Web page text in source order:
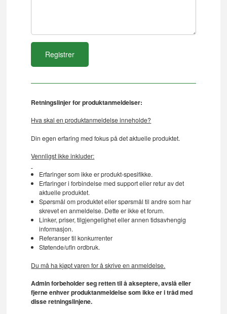
Retningslinjer for produktanmeldelser:
Hva skal en produktanmeldelse inneholde?
Din egen erfaring med fokus på det aktuelle produktet.
Vennligst ikke inkluder:
Erfaringer som ikke er produkt-spesifikke.
Erfaringer i forbindelse med support eller retur av det
aktuelle produktet.
Spørsmål om produktet eller spørsmål til andre som har
skrevet en anmeldelse. Dette er ikke et forum.
Linker, priser, tilgjengelighet eller annen tidsavhengig
informasjon.
Referanser til konkurrenter
Støtende/ufin ordbruk.
Du må ha kjøpt varen for å skrive en anmeldelse.
Admin forbeholder seg retten til å akseptere, avslå eller
fjerne enhver produktanmeldelse som ikke er i tråd med
disse retningslinjene.